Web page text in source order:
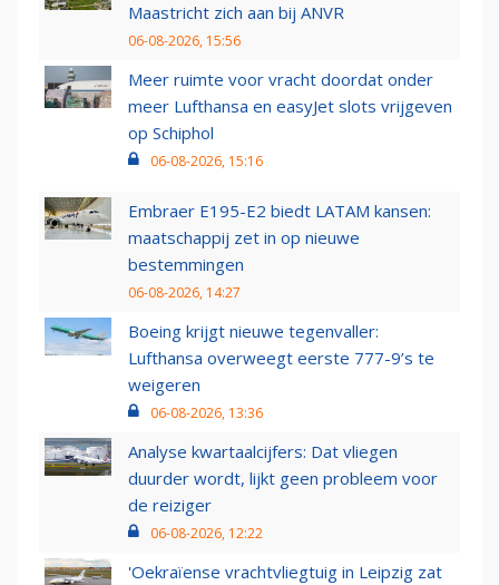
Maastricht zich aan bij ANVR
06-08-2026, 15:56
Meer ruimte voor vracht doordat onder
meer Lufthansa en easyJet slots vrijgeven
op Schiphol
06-08-2026, 15:16
Embraer E195-E2 biedt LATAM kansen:
maatschappij zet in op nieuwe
bestemmingen
06-08-2026, 14:27
Boeing krijgt nieuwe tegenvaller:
Lufthansa overweegt eerste 777-9’s te
weigeren
06-08-2026, 13:36
Analyse kwartaalcijfers: Dat vliegen
duurder wordt, lijkt geen probleem voor
de reiziger
06-08-2026, 12:22
'Oekraïense vrachtvliegtuig in Leipzig zat